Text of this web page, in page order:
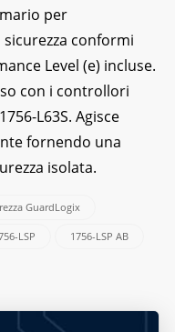
per
conformi
Level (e) incluse.
con i controllori
L63S. Agisce
fornendo una
isolata.
GuardLogix
LSP 1756-LSP AB